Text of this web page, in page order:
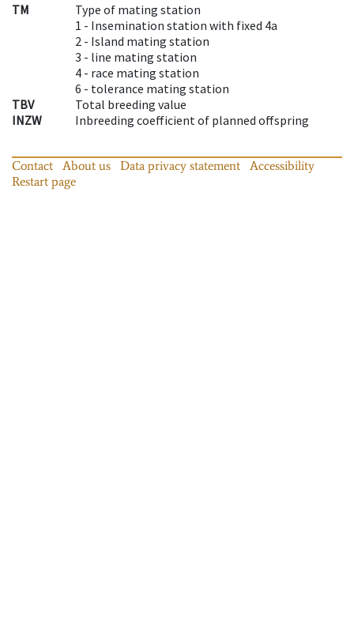
TM
Type of mating station
1 - Insemination station with fixed 4a
2 - Island mating station
3 - line mating station
4 - race mating station
6 - tolerance mating station
TBV
Total breeding value
INZW
Inbreeding coefficient of planned offspring
Contact About us Data privacy statement
Accessibility
Restart page